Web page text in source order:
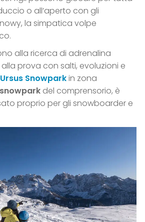
o all’aperto con gli
la simpatica volpe
alla ricerca di adrenalina
prova con salti, evoluzioni e
Snowparkin zona
del comprensorio, è
proprio per gli snowboarder e